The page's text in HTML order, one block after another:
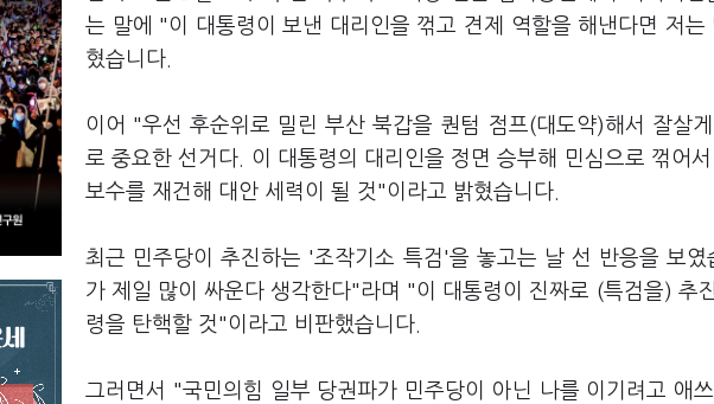
는 말에 "이 대통령이 보낸 대리인을 꺾고 견제 역할을 해낸다면 저
혔습니다.
이어 "우선 후순위로 밀린 부산 북갑을 퀀텀 점프(대도약)해서 잘살
로 중요한 선거다. 이 대통령의 대리인을 정면 승부해 민심으로 꺾어
보수를 재건해 대안 세력이 될 것"이라고 밝혔습니다.
최근 민주당이 추진하는 '조작기소 특검'을 놓고는 날 선 반응을 보
가 제일 많이 싸운다 생각한다"라며 "이 대통령이 진짜로 (특검을) 추
령을 탄핵할 것"이라고 비판했습니다.
그러면서 "국민의힘 일부 당권파가 민주당이 아닌 나를 이기려고 애